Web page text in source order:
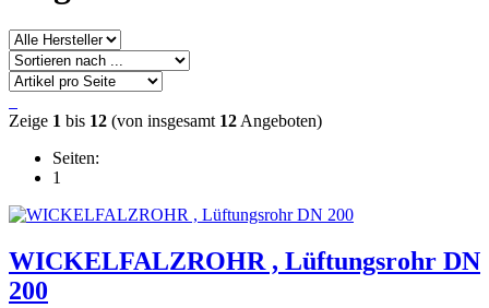
Zeige 1 bis 12 (von insgesamt 12 Angeboten)
Seiten:
1
WICKELFALZROHR , Lüftungsrohr DN
200